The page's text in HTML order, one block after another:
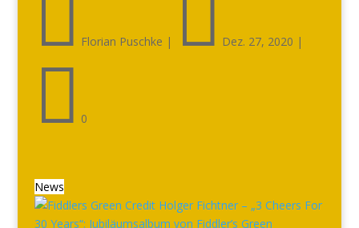
 Florian Puschke |  Dez. 27, 2020 |
 0
News